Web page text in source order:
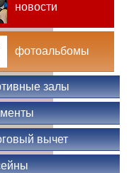
новости
фотоальбомы
залы
вычет